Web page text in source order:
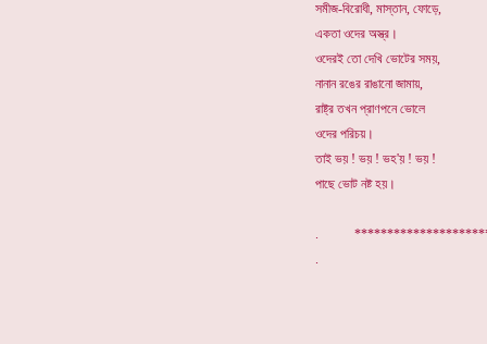
সমীজ-বিরোধী, মাস্তান, ফোড়ে,
একতা ওদের অস্ত্র।
ওদেরই তো দেখি ভোটের সময়,
নানান রঙের রাঙানো জামায়,
রাষ্ট্র তখন প্রাণপনে ভোলে
ওদের পরিচয়।
তাই ভয় ! ভয় ! ভহ'য় ! ভয় !
পাছে ভোট নষ্ট হয়।
.